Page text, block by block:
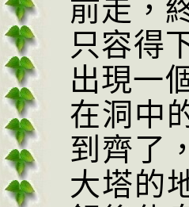
前走，
只容得
出現一
在洞中
到齊了
大塔的